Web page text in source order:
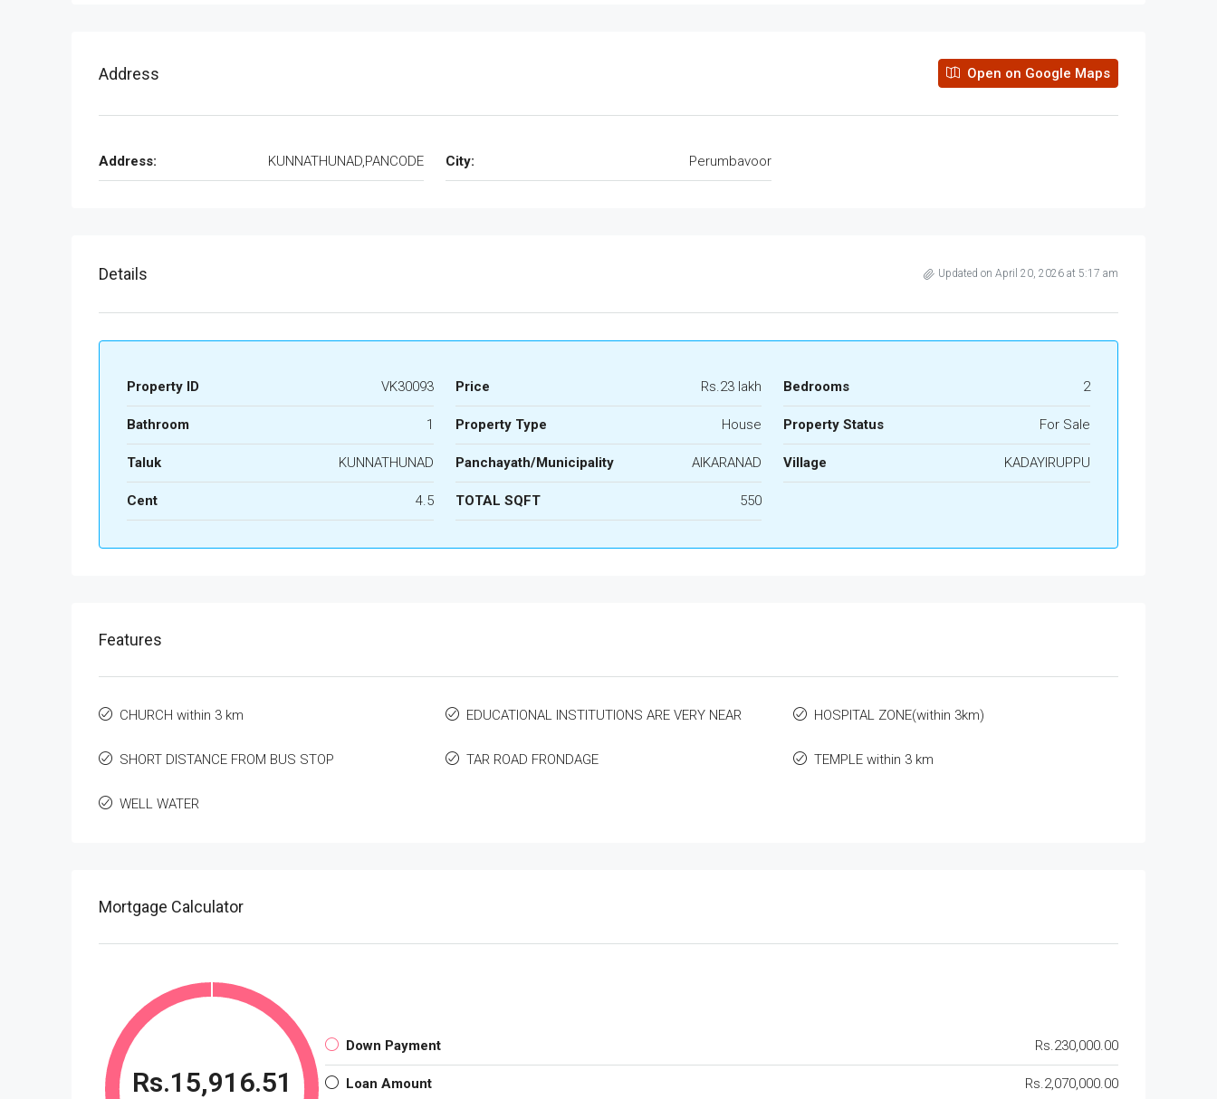
Address Open on Google Maps
Address: KUNNATHUNAD,PANCODE City: Perumbavoor
Details Updated on April 20, 2026 at 5:17 am
Property ID VK30093 Price Rs.23 lakh Bedrooms 2
Bathroom 1 Property Type House Property Status For Sale
Taluk KUNNATHUNAD Panchayath/Municipality AIKARANAD Village KADAYIRUPPU
Cent 4.5 TOTAL SQFT 550
Features
CHURCH within 3 km EDUCATIONAL INSTITUTIONS ARE VERY NEAR HOSPITAL ZONE(within 3km)
SHORT DISTANCE FROM BUS STOP TAR ROAD FRONDAGE TEMPLE within 3 km
WELL WATER
Mortgage Calculator
Rs.15,916.51
Down Payment Rs.230,000.00
Loan Amount Rs.2,070,000.00